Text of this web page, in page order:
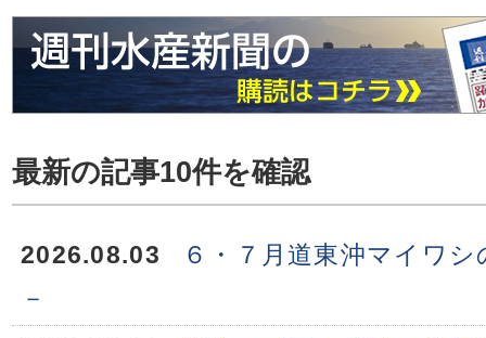
最新の記事10件を確認
2026.08.03
６・７月道東沖マイワ
－